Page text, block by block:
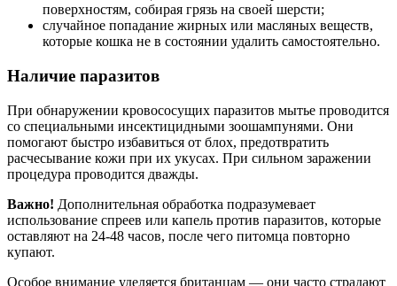
поверхностям, собирая грязь на своей шерсти;
случайное попадание жирных или масляных веществ,
которые кошка не в состоянии удалить самостоятельно.
Наличие паразитов
При обнаружении кровососущих паразитов мытье проводится
со специальными инсектицидными зоошампунями. Они
помогают быстро избавиться от блох, предотвратить
расчесывание кожи при их укусах. При сильном заражении
процедура проводится дважды.
Важно! Дополнительная обработка подразумевает
использование спреев или капель против паразитов, которые
оставляют на 24-48 часов, после чего питомца повторно
купают.
Особое внимание уделяется британцам — они часто страдают